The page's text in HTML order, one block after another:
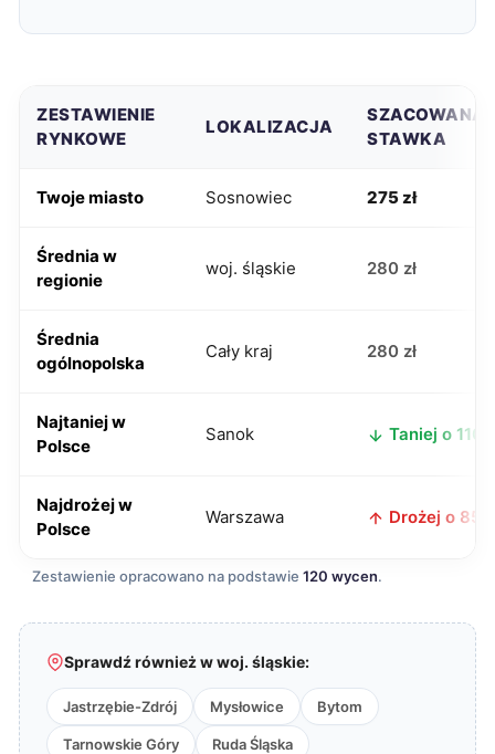
ZESTAWIENIE
RYNKOWE
LOKALIZACJA
SZACOWANA
STAWKA
Twoje miasto Sosnowiec 275 zł
Średnia w
regionie
woj. śląskie 280 zł
Średnia
ogólnopolska
Cały kraj 280 zł
Najtaniej w
Polsce
Sanok Taniej o 110
Najdrożej w
Polsce
Warszawa Drożej o 85
Zestawienie opracowano na podstawie 120 wycen.
Sprawdź również w woj. śląskie:
Jastrzębie-Zdrój Mysłowice Bytom
Tarnowskie Góry Ruda Śląska